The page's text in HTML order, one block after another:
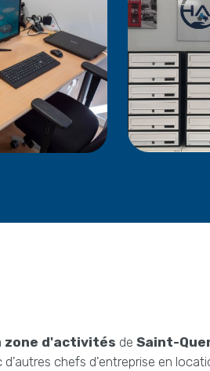
zone d'activités de Saint-
chefs d'entreprise en